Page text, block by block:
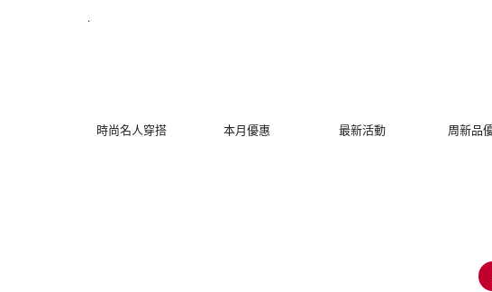
.
時尚名人穿搭 本月優惠 最新活動 周新品